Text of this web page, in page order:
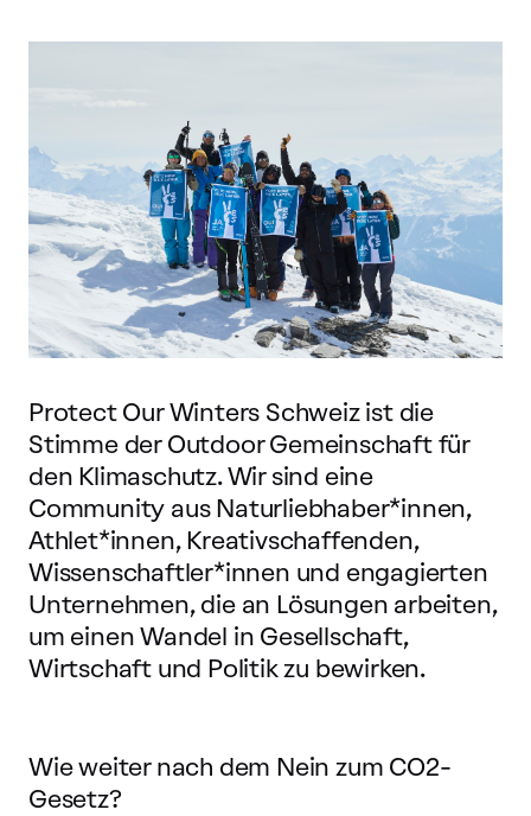
Protect Our Winters Schweiz ist die
Stimme der Outdoor Gemeinschaft für
den Klimaschutz. Wir sind eine
Community aus Naturliebhaber*innen,
Athlet*innen, Kreativschaffenden,
Wissenschaftler*innen und engagierten
Unternehmen, die an Lösungen arbeiten,
um einen Wandel in Gesellschaft,
Wirtschaft und Politik zu bewirken.
Wie weiter nach dem Nein zum CO2-
Gesetz?